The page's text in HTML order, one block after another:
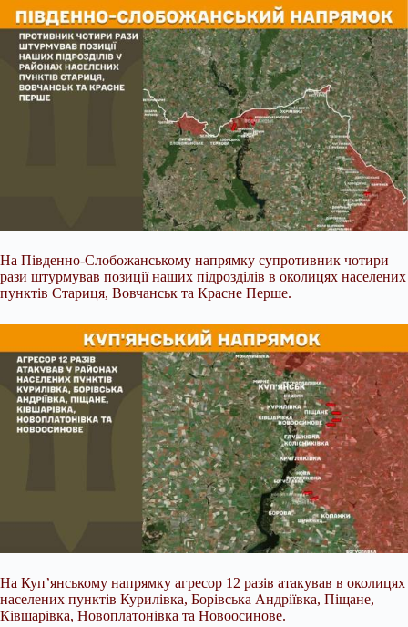
На Південно-Слобожанському напрямку супротивник чотири
рази штурмував позиції наших підрозділів в околицях населених
пунктів Стариця, Вовчанськ та Красне Перше.
На Куп’янському напрямку агресор 12 разів атакував в околицях
населених пунктів Курилівка, Борівська Андріївка, Піщане,
Ківшарівка, Новоплатонівка та Новоосинове.